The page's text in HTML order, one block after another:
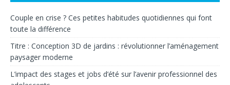
Couple en crise ? Ces petites habitudes quotidiennes qui font
toute la différence
Titre : Conception 3D de jardins : révolutionner l’aménagement
paysager moderne
L’impact des stages et jobs d’été sur l’avenir professionnel des